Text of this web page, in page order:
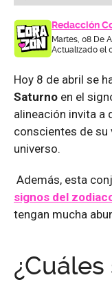
Redacción
Martes, 08 De
Actualizado el
Hoy 8 de abril se
Saturno en el
alineación invita a
conscientes de su
universo.
Además, esta
signos del
tengan mucha